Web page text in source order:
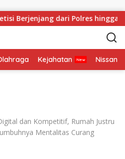
dari Polres hingga Nasional
Kejahatan Nissan
dan Kompetitif, Rumah Justru
Mentalitas Curang